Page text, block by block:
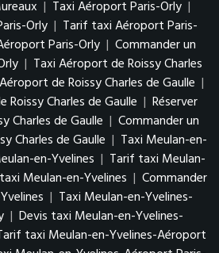
| Taxi Aéroport Paris-Orly |
Orly | Tarif taxi Aéroport Paris-
Paris-Orly | Commander un
| Taxi Aéroport de Roissy Charles
de Roissy Charles de Gaulle |
Charles de Gaulle | Réserver
Charles de Gaulle | Commander un
Charles de Gaulle | Taxi Meulan-en-
en-Yvelines | Tarif taxi Meulan-
Meulan-en-Yvelines | Commander
| Taxi Meulan-en-Yvelines-
| Devis taxi Meulan-en-Yvelines-
taxi Meulan-en-Yvelines-Aéroport